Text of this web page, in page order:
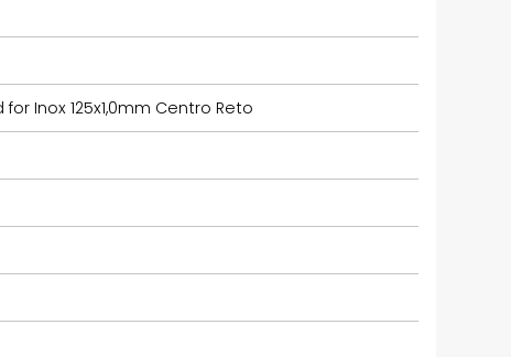
Inox 125x1,0mm Centro Reto